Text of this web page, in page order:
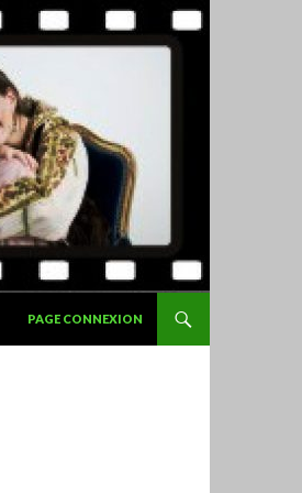
PAGE CONNEXION